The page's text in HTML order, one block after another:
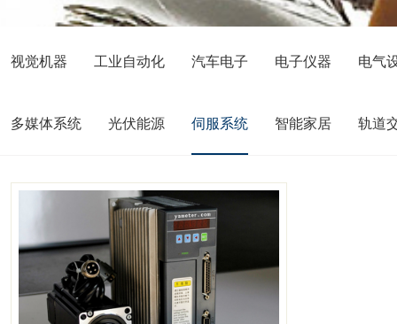
视觉机器 工业自动化 汽车电子 电子仪器 电气
多媒体系统 光伏能源 伺服系统 智能家居 轨道